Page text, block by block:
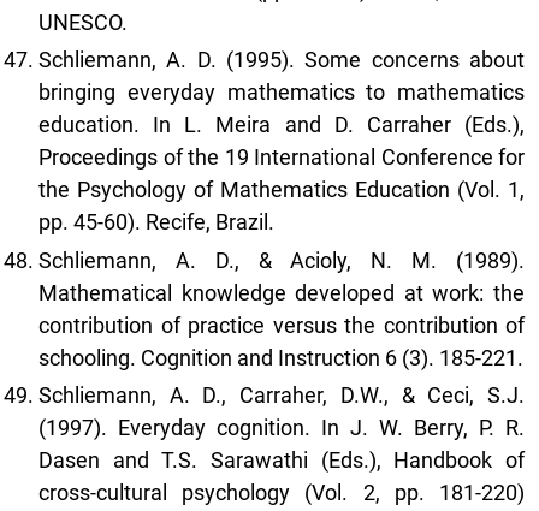
UNESCO.
Schliemann, A. D. (1995). Some concerns about
bringing everyday mathematics to mathematics
education. In L. Meira and D. Carraher (Eds.),
Proceedings of the 19 International Conference for
the Psychology of Mathematics Education (Vol. 1,
pp. 45-60). Recife, Brazil.
Schliemann, A. D., & Acioly, N. M. (1989).
Mathematical knowledge developed at work: the
contribution of practice versus the contribution of
schooling. Cognition and Instruction 6 (3). 185-221.
Schliemann, A. D., Carraher, D.W., & Ceci, S.J.
(1997). Everyday cognition. In J. W. Berry, P. R.
Dasen and T.S. Sarawathi (Eds.), Handbook of
cross-cultural psychology (Vol. 2, pp. 181-220)